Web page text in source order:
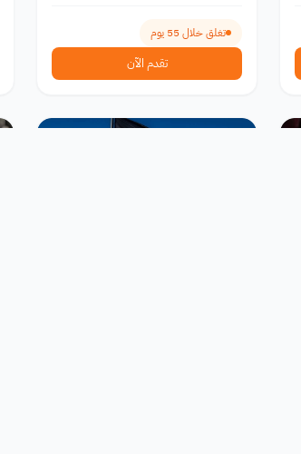
تغلق خلال 55 يوم
تقدم الآن